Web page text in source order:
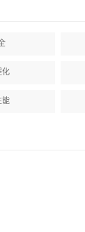
化
能